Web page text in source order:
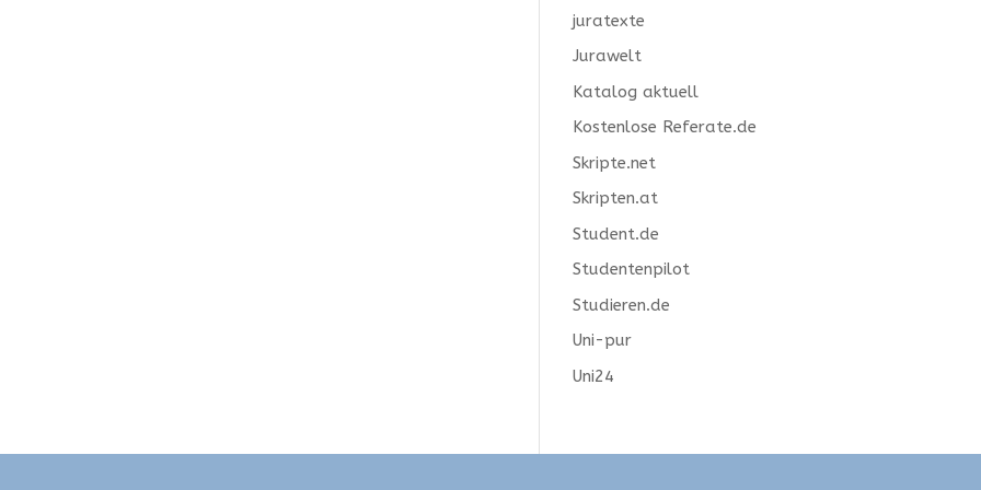
juratexte
Jurawelt
Katalog aktuell
Kostenlose Referate.de
Skripte.net
Skripten.at
Student.de
Studentenpilot
Studieren.de
Uni-pur
Uni24